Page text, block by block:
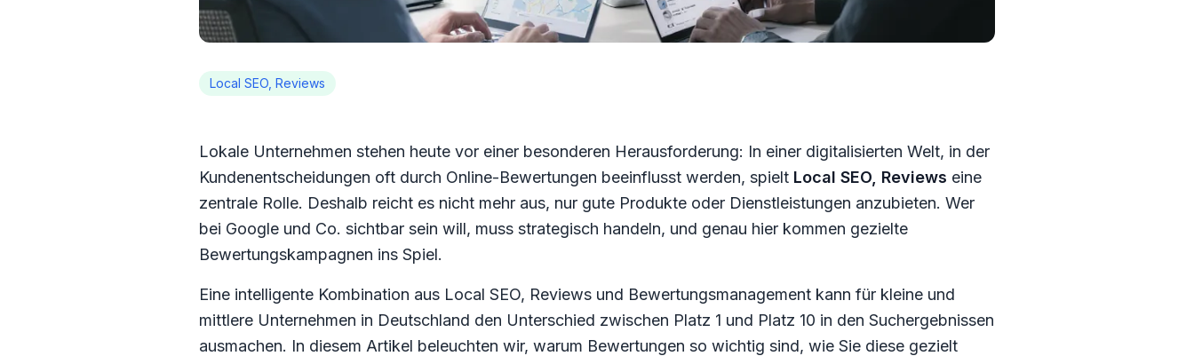
Local SEO, Reviews
Lokale Unternehmen stehen heute vor einer besonderen Herausforderung: In einer digitalisierten Welt, in der
Kundenentscheidungen oft durch Online-Bewertungen beeinflusst werden, spielt Local SEO, Reviews eine
zentrale Rolle. Deshalb reicht es nicht mehr aus, nur gute Produkte oder Dienstleistungen anzubieten. Wer
bei Google und Co. sichtbar sein will, muss strategisch handeln, und genau hier kommen gezielte
Bewertungskampagnen ins Spiel.
Eine intelligente Kombination aus Local SEO, Reviews und Bewertungsmanagement kann für kleine und
mittlere Unternehmen in Deutschland den Unterschied zwischen Platz 1 und Platz 10 in den Suchergebnissen
ausmachen. In diesem Artikel beleuchten wir, warum Bewertungen so wichtig sind, wie Sie diese gezielt